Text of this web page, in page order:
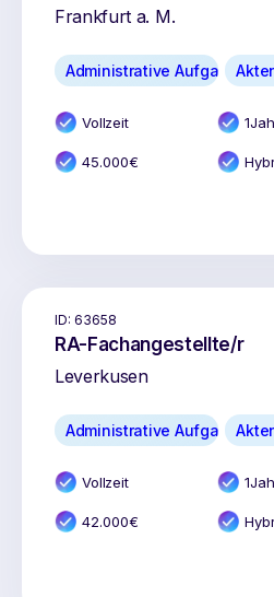
Frankfurt a. M.
Administrative Aufgaben
Vollzeit 1
45.000€
ID: 63658
RA-Fachangestellte/r
Leverkusen
Administrative Aufgaben
Vollzeit 1
42.000€